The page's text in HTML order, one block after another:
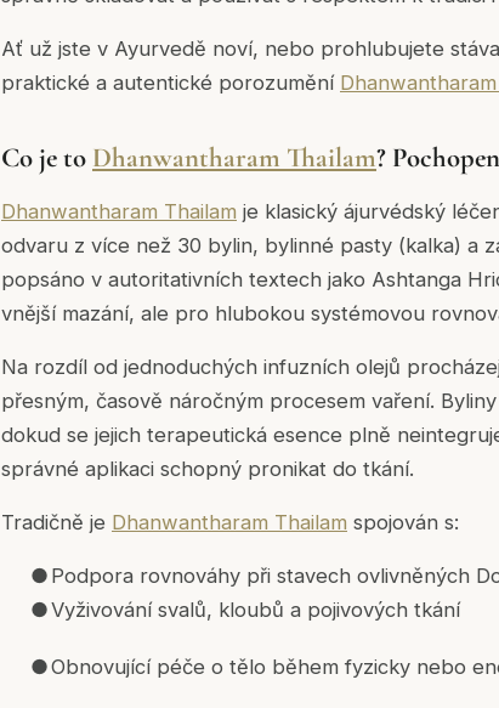
Ať už jste v Ayurvedě noví, nebo prohlubujete
praktické a autentické porozumění
Co je to Dhanwantharam Thailam?
Dhanwantharam Thailam je klasický ájurvédský
odvaru z více než 30 bylin, bylinné pasty (kalka) a
popsáno v autoritativních textech jako Ashtanga
vnější mazání, ale pro hlubokou systémovou
Na rozdíl od jednoduchých infuzních olejů
přesným, časově náročným procesem vaření.
dokud se jejich terapeutická esence plně
správné aplikaci schopný pronikat do tkání.
Tradičně je Dhanwantharam Thailam spojován s:
● Podpora rovnováhy při stavech ovlivněných
●Vyživování svalů, kloubů a pojivových tkání
●Obnovující péče o tělo během fyzicky nebo